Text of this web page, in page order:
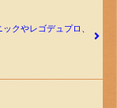
クやレゴデュプロ、